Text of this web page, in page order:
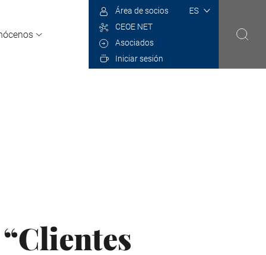
Select
Área de socios
CEOE NET
Asociados
Iniciar sesión